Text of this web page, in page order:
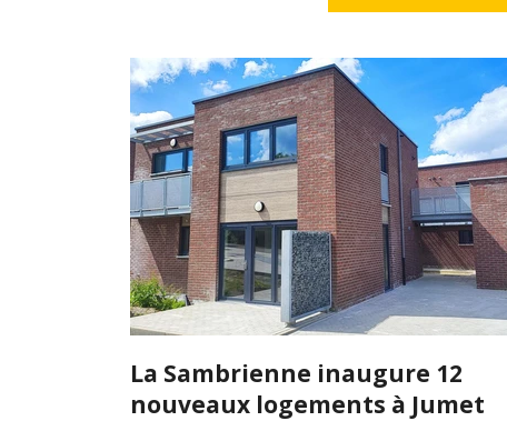
La Sambrienne inaugure 12
nouveaux logements à Jumet